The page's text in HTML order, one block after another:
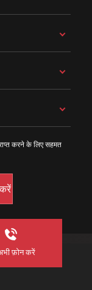
करने के लिए सहमत
फ़ोन करें